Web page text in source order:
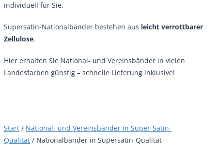
individuell für Sie.
Supersatin-Nationalbänder bestehen aus leicht verrottbarer
Zellulose.
Hier erhalten Sie National- und Vereinsbänder in vielen
Landesfarben günstig – schnelle Lieferung inklusive!
Start / National- und Vereinsbänder in Super-Satin-
Qualität / Nationalbänder in Supersatin-Qualität